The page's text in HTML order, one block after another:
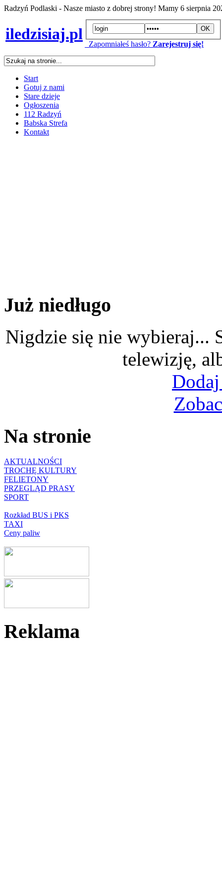
Radzyń Podlaski - Nasze miasto z dobrej strony! Mamy 6 sierpnia
iledzisiaj.pl
Zapomniałeś hasło? Zarejestruj się!
Start
Gotuj z nami
Stare dzieje
Ogłoszenia
112 Radzyń
Babska Strefa
Kontakt
Już niedługo
Nigdzie się nie wybieraj...
telewizję,
Na stronie
AKTUALNOŚCI
TROCHĘ KULTURY
FELIETONY
PRZEGLĄD PRASY
SPORT
Rozkład BUS i PKS
TAXI
Ceny paliw
Reklama